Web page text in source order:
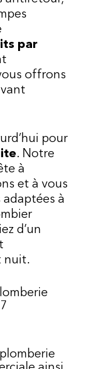
par
offrons
pour
. Notre
à
et à vous
à
d’un
nuit.